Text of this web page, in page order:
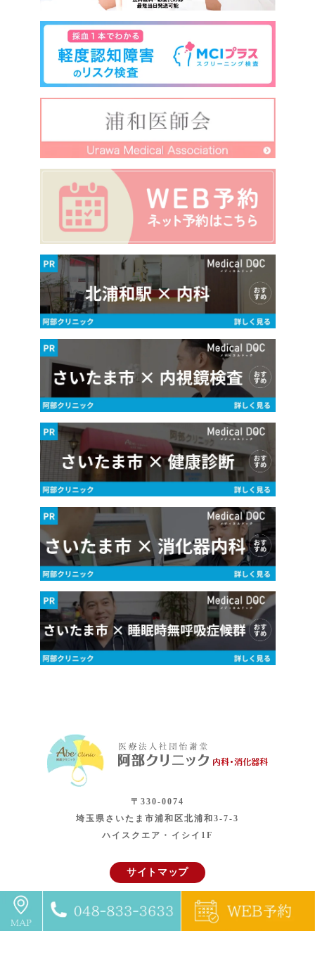
〒330-0074
埼玉県さいたま市浦和区北浦和3-7-3
ハイスクエア・イシイ1F
サイトマップ
さいたま市北浦和の内科で内視鏡検査なら阿部クリニックへお越
© 阿部クリニック